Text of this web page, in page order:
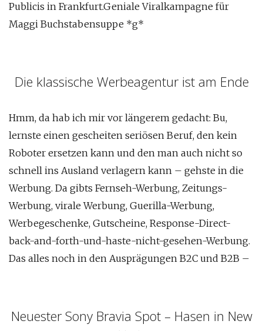
Publicis in Frankfurt.Geniale Viralkampagne für
Maggi Buchstabensuppe *g*
Die klassische Werbeagentur ist am Ende
Hmm, da hab ich mir vor längerem gedacht: Bu,
lernste einen gescheiten seriösen Beruf, den kein
Roboter ersetzen kann und den man auch nicht so
schnell ins Ausland verlagern kann – gehste in die
Werbung. Da gibts Fernseh-Werbung, Zeitungs-
Werbung, virale Werbung, Guerilla-Werbung,
Werbegeschenke, Gutscheine, Response-Direct-
back-and-forth-und-haste-nicht-gesehen-Werbung.
Das alles noch in den Ausprägungen B2C und B2B –
Neuester Sony Bravia Spot – Hasen in New